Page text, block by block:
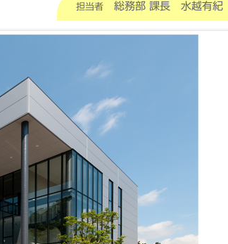
担当者 総務部 課長 水越有紀